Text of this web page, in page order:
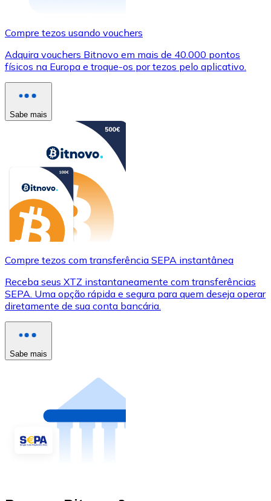
Compre tezos usando vouchers
Adquira vouchers Bitnovo em mais de 40.000 pontos
físicos na Europa e troque-os por tezos pelo aplicativo.
Sabe mais
Compre tezos com transferência SEPA instantânea
Receba seus XTZ instantaneamente com transferências
SEPA. Uma opção rápida e segura para quem deseja operar
diretamente de sua conta bancária.
Sabe mais